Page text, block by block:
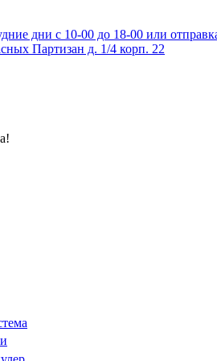
дни с 10-00 до 18-00 или
Партизан д. 1/4 корп. 22